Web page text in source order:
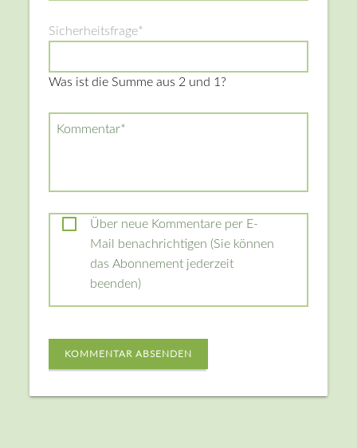
Pflichtfeld
Sicherheitsfrage*
Was ist die Summe aus 2 und 1?
Pflichtfeld
Kommentar*
Über neue Kommentare per E-
Mail benachrichtigen (Sie können
das Abonnement jederzeit
beenden)
KOMMENTAR ABSENDEN